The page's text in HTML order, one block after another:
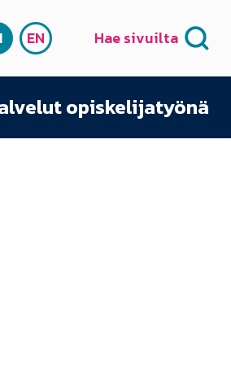
ENGLISH
EN Hae sivuilta
opiskelijatyönä